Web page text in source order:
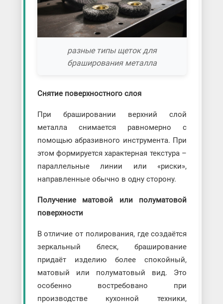
разные типы щеток для
браширования металла
Снятие поверхностного слоя
При брашировании верхний слой
металла снимается равномерно с
помощью абразивного инструмента. При
этом формируется характерная текстура –
параллельные линии или «риски»,
направленные обычно в одну сторону.
Получение матовой или полуматовой
поверхности
В отличие от полирования, где создаётся
зеркальный блеск, браширование
придаёт изделию более спокойный,
матовый или полуматовый вид. Это
особенно востребовано при
производстве кухонной техники,